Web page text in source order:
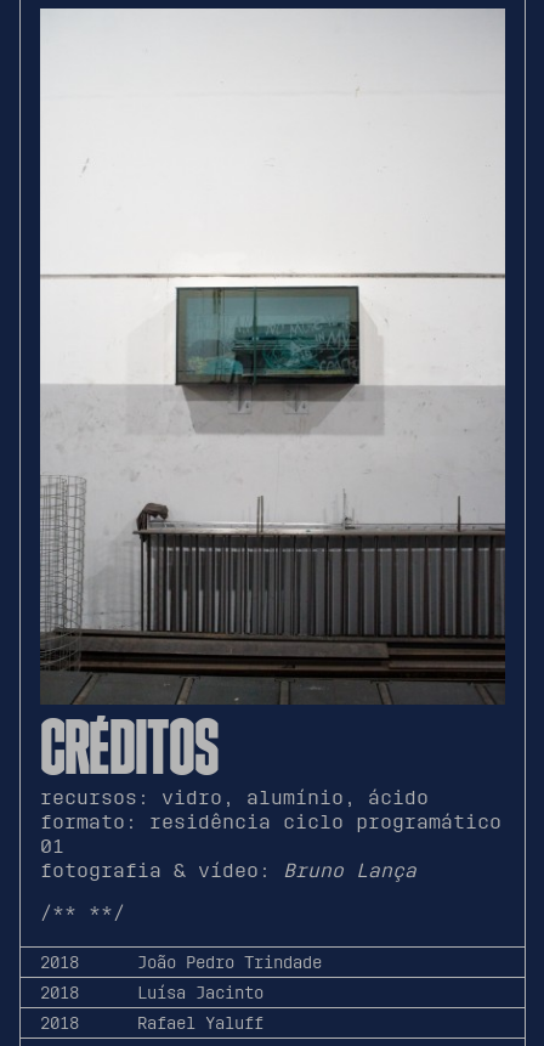
CRÉDITOS
recursos: vidro, alumínio, ácido
formato: residência ciclo programático
01
fotografia & vídeo: Bruno Lança
/** **/
2018
João Pedro Trindade
2018
Luísa Jacinto
2018
Rafael Yaluff